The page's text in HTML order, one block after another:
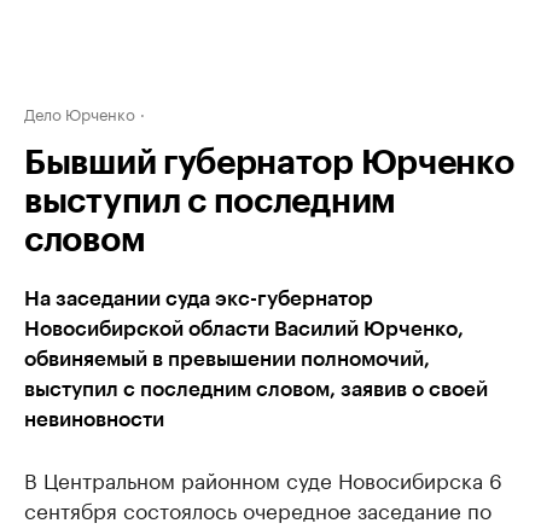
Дело Юрченко
Бывший губернатор Юрченко
выступил с последним
словом
На заседании суда экс-губернатор
Новосибирской области Василий Юрченко,
обвиняемый в превышении полномочий,
выступил с последним словом, заявив о своей
невиновности
В Центральном районном суде Новосибирска 6
сентября состоялось очередное заседание по